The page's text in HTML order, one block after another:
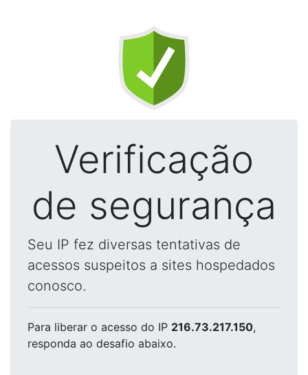
Verificação
de segurança
Seu IP fez diversas tentativas de
acessos suspeitos a sites hospedados
conosco.
Para liberar o acesso do IP 216.73.217.150,
responda ao desafio abaixo.